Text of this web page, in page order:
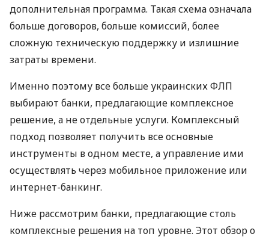
дополнительная программа. Такая схема означала
больше договоров, больше комиссий, более
сложную техническую поддержку и излишние
затраты времени.
Именно поэтому все больше украинских ФЛП
выбирают банки, предлагающие комплексное
решение, а не отдельные услуги. Комплексный
подход позволяет получить все основные
инструменты в одном месте, а управление ими
осуществлять через мобильное приложение или
интернет-банкинг.
Ниже рассмотрим банки, предлагающие столь
комплексные решения на топ уровне. Этот обзор о